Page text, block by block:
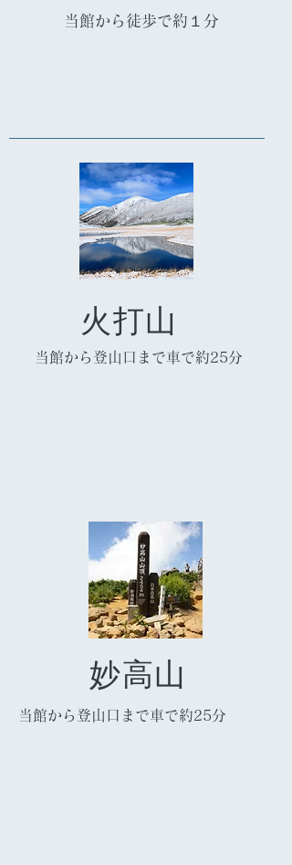
当館から徒歩で約１分
火打山
当館から登山口まで車で約25分
妙高山
当館から登山口まで車で約25分